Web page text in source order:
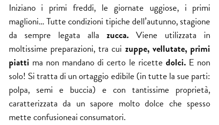
Iniziano i primi freddi, le giornate uggiose, i primi
maglioni… Tutte condizioni tipiche dell’autunno, stagione
da sempre legata allazucca.Viene utilizzata in
moltissime preparazioni, tra cui zuppe, vellutate, primi
piatti ma non mandano di certo le ricette dolci. E non
solo! Si tratta di un ortaggio edibile (in tutte la sue parti:
polpa, semi e buccia) e con tantissime proprietà,
caratterizzata da un sapore molto dolce che spesso
mette confusioneai consumatori.